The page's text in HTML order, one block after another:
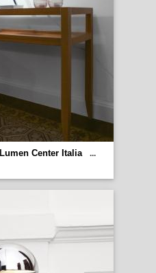
Lumen Center Italia
...